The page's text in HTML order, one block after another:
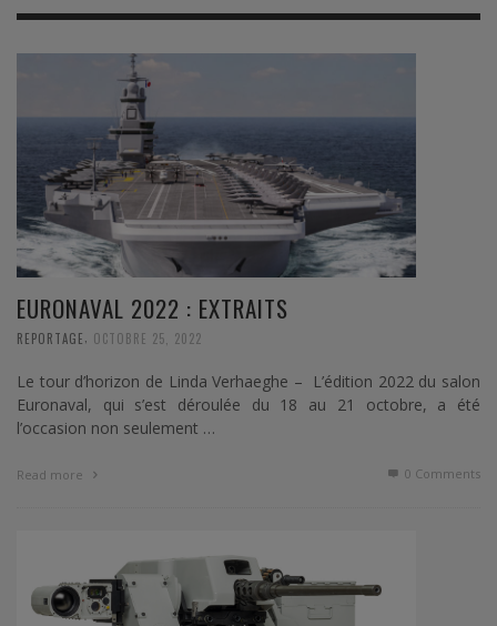
EURONAVAL 2022 : EXTRAITS
REPORTAGE OCTOBRE 25, 2022
Le tour d’horizon de Linda Verhaeghe – L’édition 2022 du salon
Euronaval, qui s’est déroulée du 18 au 21 octobre, a été
l’occasion non seulement …
Read more 0 Comments